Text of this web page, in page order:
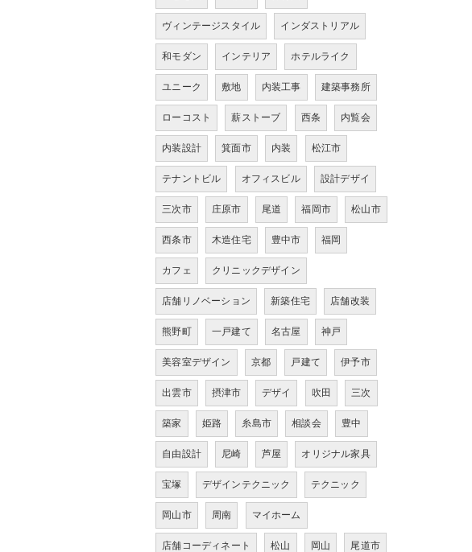
ヴィンテージスタイル インダストリアル
和モダン インテリア ホテルライク
ユニーク 敷地 内装工事 建築事務所
ローコスト 薪ストーブ 西条 内覧会
内装設計 箕面市 内装 松江市
テナントビル オフィスビル 設計デザイ
三次市 庄原市 尾道 福岡市 松山市
西条市 木造住宅 豊中市 福岡
カフェ クリニックデザイン
店舗リノベーション 新築住宅 店舗改装
熊野町 一戸建て 名古屋 神戸
美容室デザイン 京都 戸建て 伊予市
出雲市 摂津市 デザイ 吹田 三次
築家 姫路 糸島市 相談会 豊中
自由設計 尼崎 芦屋 オリジナル家具
宝塚 デザインテクニック テクニック
岡山市 周南 マイホーム
店舗コーディネート 松山 岡山 尾道市